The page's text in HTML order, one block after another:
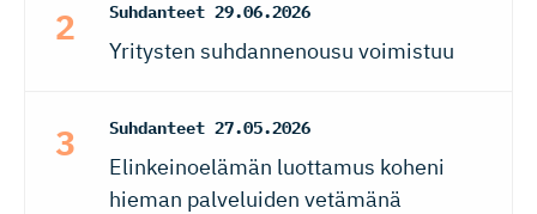
Suhdanteet 29.06.2026
Yritysten suhdannenousu voimistuu
Suhdanteet 27.05.2026
Elinkeinoelämän luottamus koheni
hieman palveluiden vetämänä